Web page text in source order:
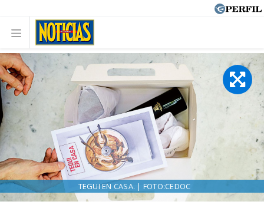
TEGUI EN CASA. | FOTO:CEDOC